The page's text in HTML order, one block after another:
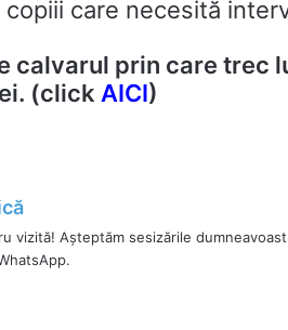
care necesită
calvarul prin care trec
(click AICI)
vizită! Așteptăm sesizările